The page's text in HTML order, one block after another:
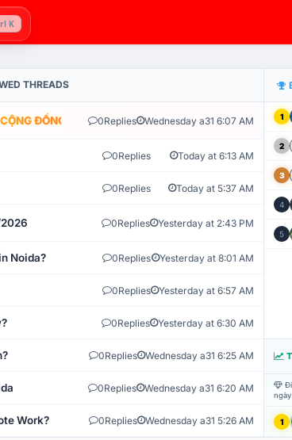
K
THREADS
ĐỒNG VLIKE.VN: HỆ THỐNG GIÁM SÁT TỰ
0Replies Wednesday a31 6:07 AM
0Replies Today at 6:13 AM
0Replies Today at 5:37 AM
0Replies Yesterday at 2:43 PM
Noida? 0Replies Yesterday at 8:01 AM
0Replies Yesterday at 6:57 AM
0Replies Yesterday at 6:30 AM
0Replies Wednesday a31 6:25 AM
0Replies Wednesday a31 6:20 AM
Work? 0Replies Wednesday a31 5:26 AM
1
2
3
4
5
1